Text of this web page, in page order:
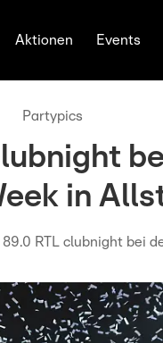
Aktionen Events
Partypics
in
RTL clubnight bei